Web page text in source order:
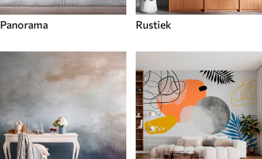
Panorama Rustiek